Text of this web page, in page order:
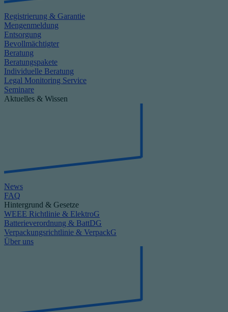
Registrierung & Garantie
Mengenmeldung
Entsorgung
Bevollmächtigter
Beratung
Beratungspakete
Individuelle Beratung
Legal Monitoring Service
Seminare
Aktuelles & Wissen
News
FAQ
Hintergrund & Gesetze
WEEE Richtlinie & ElektroG
Batterieverordnung & BattDG
Verpackungsrichtlinie & VerpackG
Über uns